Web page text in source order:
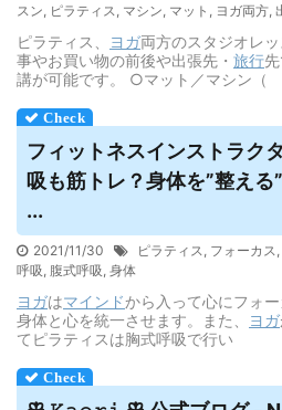
スン, ピラティス, マシン, マット , ヨガ両方,
ピラティス、 ヨガ両方のスタジオレ
事やお買い物の前後や出張先・ 旅行
講が可能です。 ○マット／マシン（
フィットネスインストラク
吸も筋トレ？身体を”整え
...
2021/11/30 ピラティス, フォーカス,
呼吸, 腹式呼吸, 身体
ヨガはマインドから入って心にフォ
身体と心を統一させます。また、
ヨガ
てピラティスは胸式呼吸で行い